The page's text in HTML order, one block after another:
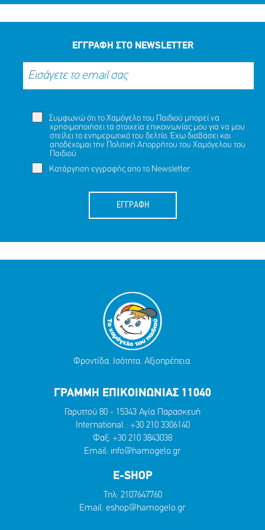
ΤΟ
ΤΩΡΑ
ΕΓΓΡΑΦΗ ΣΤΟ NEWSLETTER
Συμφωνώ ότι το Χαμόγελο του Παιδιού μπορεί να
χρησιμοποιήσει τα στοιχεία επικοινωνίας μου για να μου
στείλει το ενημερωτικό του δελτίο. Έχω διαβάσει και
αποδέχομαι την Πολιτική Απορρήτου του Χαμόγελου του
Παιδιού
Κατάργηση εγγραφής απο το Newsletter.
ΕΓΓΡΑΦΗ
Φροντίδα. Ισότητα. Αξιοπρέπεια.
ΓΡΑΜΜΗ ΕΠΙΚΟΙΝΩΝΙΑΣ 11040
Γαρυττού 80 - 15343 Αγία Παρασκευή
International : +30 210 3306140
Φαξ: +30 210 3843038
Email: info@hamogelo.gr
E-SHOP
Τηλ: 2107647760
Email: eshop@hamogelo.gr